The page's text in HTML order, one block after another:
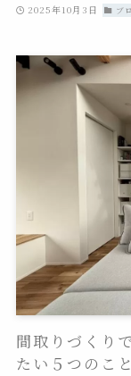
2025年10月3日 ブ
間取りづくり
たい５つのこと